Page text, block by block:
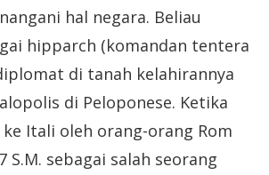
hal negara. Beliau
hipparch (komandan tentera
di tanah kelahirannya
di Peloponese. Ketika
Itali oleh orang-orang Rom
S.M. sebagai salah seorang